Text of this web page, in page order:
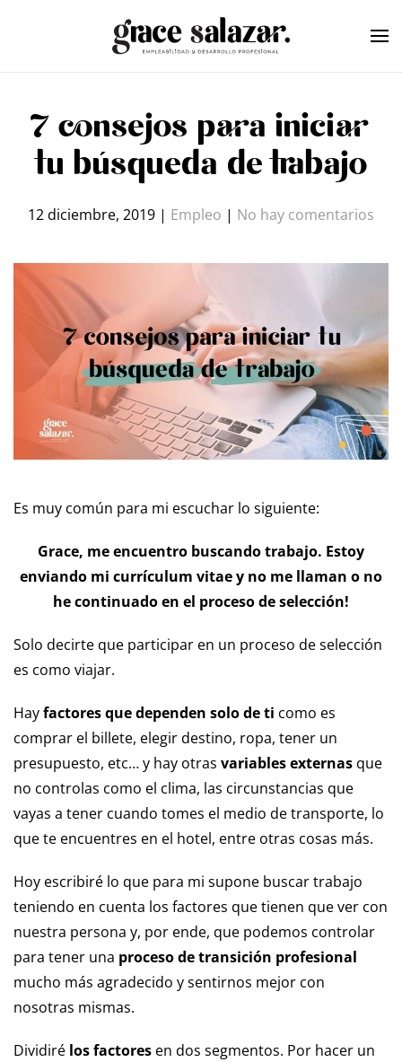
Skip to main content
7 consejos para iniciar
tu búsqueda de trabajo
12 diciembre, 2019 | Empleo | No hay comentarios
tu
de
Es muy común para mi escuchar lo siguiente:
Grace, me encuentro buscando trabajo. Estoy
enviando mi currículum vitae y no me llaman o no
he continuado en el proceso de selección!
Solo decirte que participar en un proceso de selección
es como viajar.
Hayfactores que dependen solo de ti como es
comprar el billete, elegir destino, ropa, tener un
presupuesto, etc… y hay otras variables externas que
no controlas como el clima, las circunstancias que
vayas a tener cuando tomes el medio de transporte, lo
que te encuentres en el hotel, entre otras cosas más.
Hoy escribiré lo que para mi supone buscar trabajo
teniendo en cuenta los factores que tienen que ver con
nuestra persona y, por ende, que podemos controlar
para tener una proceso de transición profesional
mucho más agradecido y sentirnos mejor con
nosotras mismas.
Dividiré los factores en dos segmentos. Por hacer un